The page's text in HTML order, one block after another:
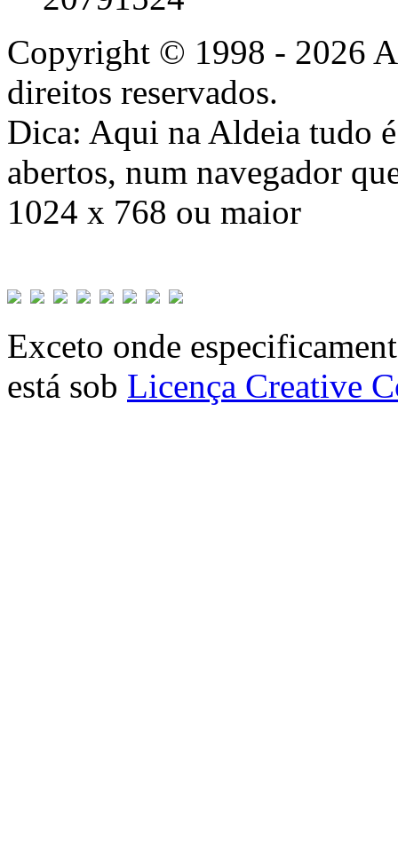
Copyright © 1998 - 2026
direitos reservados.
Dica: Aqui na Aldeia tudo
abertos, num navegador
1024 x 768 ou maior
Exceto onde
está sob Licença Creative